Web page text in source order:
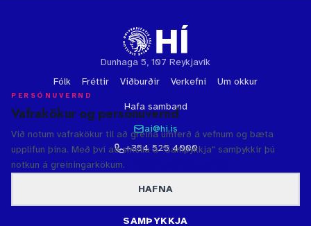
Dunhaga 5, 107 Reykjavík
Fólk
Fréttir Viðburðir Verkefni Um okkur
Hafa samband
ai@hi.is
+354 525 4000
© 2026 Háskóli Íslands·Persónuvernd·Bakhjarlar
Gervigreindarsetur Háskóla Íslands
PERSÓNUVERND
Vafrakökur og persónuvernd
Við notum vafrakökur til að greina umferð á vefnum og bæta
upplifun þína. Með því að smella á "Samþykkja" samþykkir þú
notkun á greiningarkökum.
HAFNA
SAMÞYKKJA